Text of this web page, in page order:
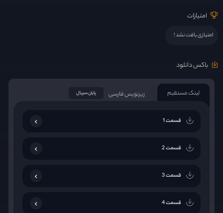
امتیازات
امتیازی یافت نشد !
باکس دانلود
لینک مستقیم زیرنویس فارسی پایان سریال
قسمت 1
قسمت 2
قسمت 3
قسمت 4